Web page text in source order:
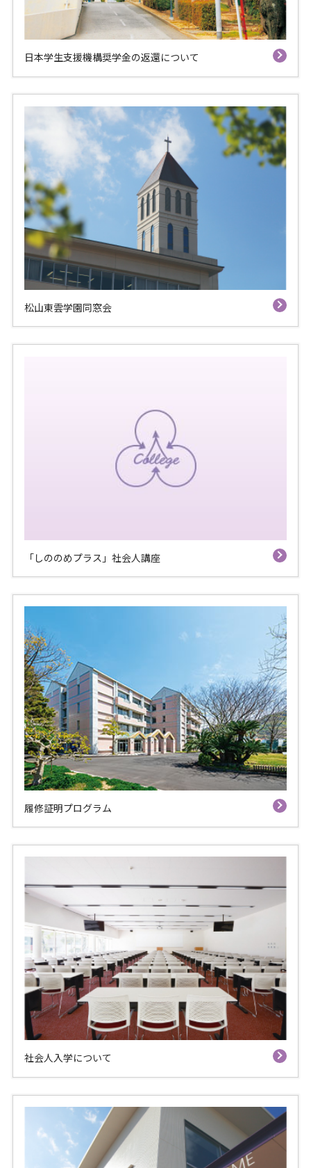
日本学生支援機構奨学金の返還について
松山東雲学園同窓会
「しののめプラス」社会人講座
履修証明プログラム
社会人入学について